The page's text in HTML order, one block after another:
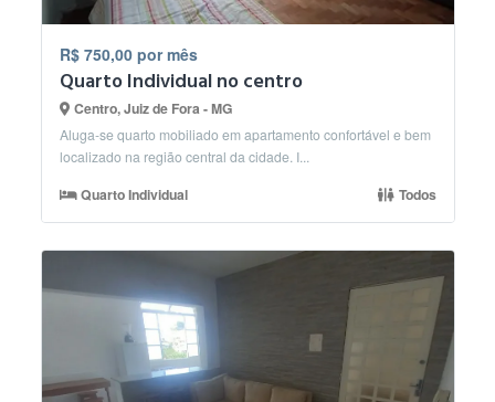
R$ 750,00 por mês
Quarto Individual no centro
Centro, Juiz de Fora - MG
Aluga-se quarto mobiliado em apartamento confortável e bem
localizado na região central da cidade. I...
Quarto Individual Todos